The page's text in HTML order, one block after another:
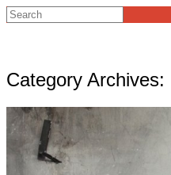
Category Archives: